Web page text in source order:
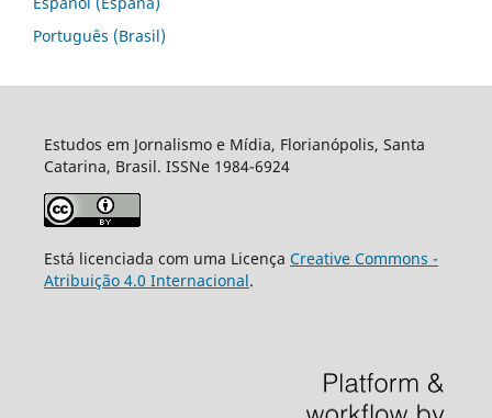
Português (Brasil)
Estudos em Jornalismo e Mídia, Florianópolis, Santa
Catarina, Brasil. ISSNe 1984-6924
Está licenciada com uma Licença Creative Commons -
Atribuição 4.0 Internacional.